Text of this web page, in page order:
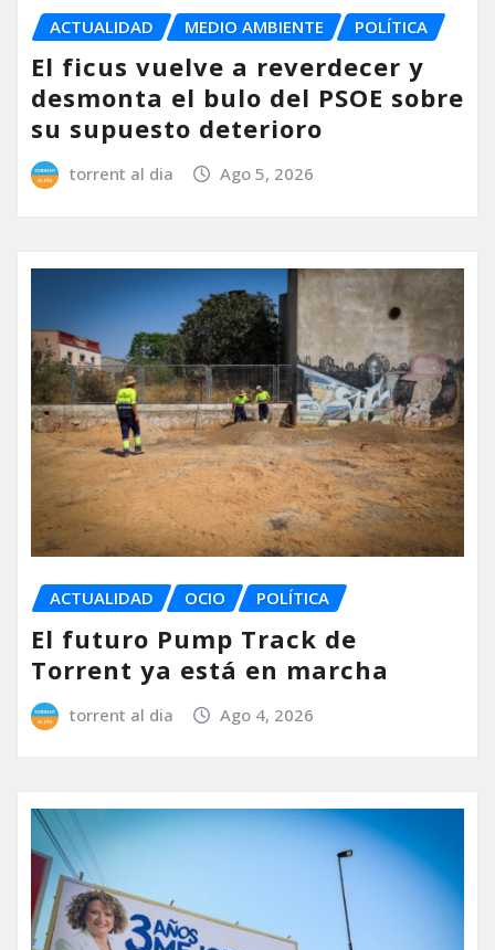
ACTUALIDAD MEDIO AMBIENTE POLÍTICA
El ficus vuelve a reverdecer y
desmonta el bulo del PSOE sobre
su supuesto deterioro
torrent al dia Ago 5, 2026
ACTUALIDAD OCIO POLÍTICA
El futuro Pump Track de
Torrent ya está en marcha
torrent al dia Ago 4, 2026